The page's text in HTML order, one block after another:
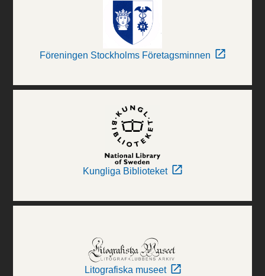
Föreningen Stockholms Företagsminnen
Kungliga Biblioteket
Litografiska museet